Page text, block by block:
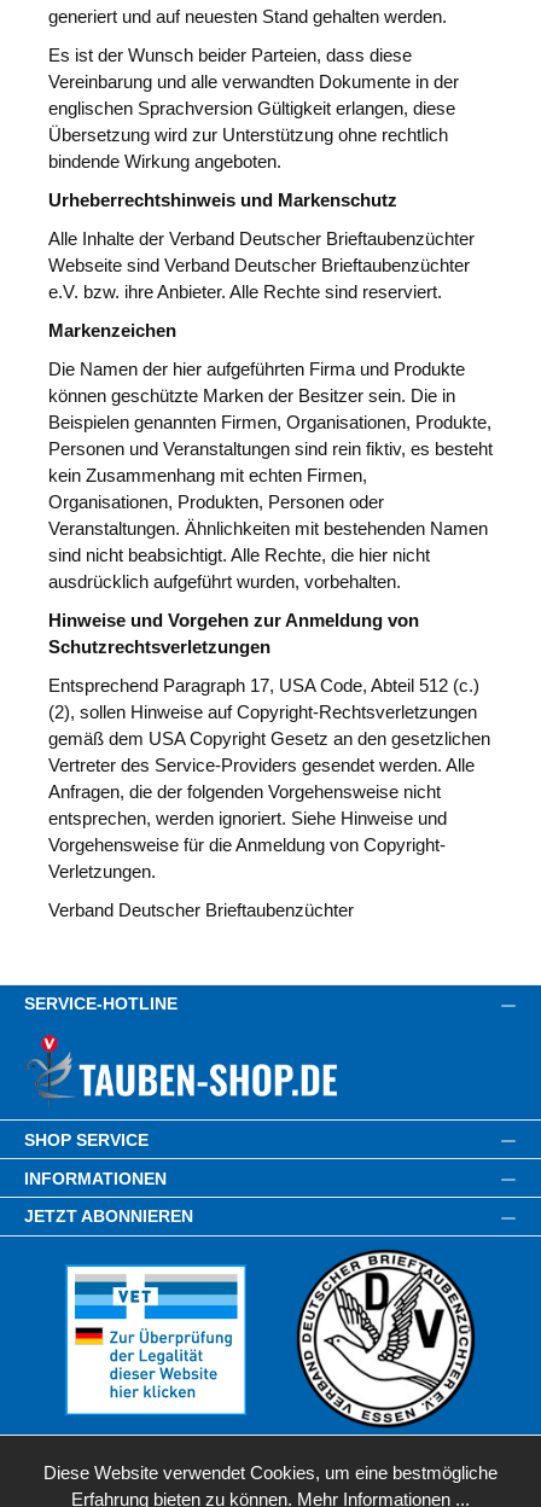
generiert und auf neuesten Stand gehalten werden.
Es ist der Wunsch beider Parteien, dass diese
Vereinbarung und alle verwandten Dokumente in der
englischen Sprachversion Gültigkeit erlangen, diese
Übersetzung wird zur Unterstützung ohne rechtlich
bindende Wirkung angeboten.
Urheberrechtshinweis und Markenschutz
Alle Inhalte der Verband Deutscher Brieftaubenzüchter
Webseite sind Verband Deutscher Brieftaubenzüchter
e.V. bzw. ihre Anbieter. Alle Rechte sind reserviert.
Markenzeichen
Die Namen der hier aufgeführten Firma und Produkte
können geschützte Marken der Besitzer sein. Die in
Beispielen genannten Firmen, Organisationen, Produkte,
Personen und Veranstaltungen sind rein fiktiv, es besteht
kein Zusammenhang mit echten Firmen,
Organisationen, Produkten, Personen oder
Veranstaltungen. Ähnlichkeiten mit bestehenden Namen
sind nicht beabsichtigt. Alle Rechte, die hier nicht
ausdrücklich aufgeführt wurden, vorbehalten.
Hinweise und Vorgehen zur Anmeldung von
Schutzrechtsverletzungen
Entsprechend Paragraph 17, USA Code, Abteil 512 (c.)
(2), sollen Hinweise auf Copyright-Rechtsverletzungen
gemäß dem USA Copyright Gesetz an den gesetzlichen
Vertreter des Service-Providers gesendet werden. Alle
Anfragen, die der folgenden Vorgehensweise nicht
entsprechen, werden ignoriert. Siehe Hinweise und
Vorgehensweise für die Anmeldung von Copyright-
Verletzungen.
Verband Deutscher Brieftaubenzüchter
SERVICE-HOTLINE
SHOP SERVICE
INFORMATIONEN
JETZT ABONNIEREN
Diese Website verwendet Cookies, um eine bestmögliche
Erfahrung bieten zu können. Mehr Informationen ...